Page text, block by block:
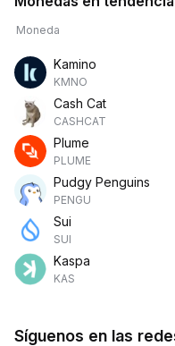
Moneda
Kamino
KMNO
Cash Cat
CASHCAT
Plume
PLUME
Pudgy Penguins
PENGU
Sui
SUI
Kaspa
KAS
Síguenos en las